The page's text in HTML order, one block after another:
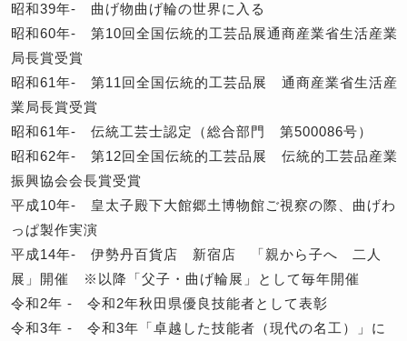
昭和39年- 曲げ物曲げ輪の世界に入る
昭和60年- 第10回全国伝統的工芸品展通商産業省生活産業
局長賞受賞
昭和61年- 第11回全国伝統的工芸品展 通商産業省生活産
業局長賞受賞
昭和61年- 伝統工芸士認定（総合部門 第500086号）
昭和62年- 第12回全国伝統的工芸品展 伝統的工芸品産業
振興協会会長賞受賞
平成10年- 皇太子殿下大館郷土博物館ご視察の際、曲げわ
っぱ製作実演
平成14年- 伊勢丹百貨店 新宿店 「親から子へ 二人
展」開催 ※以降「父子・曲げ輪展」として毎年開催
令和2年 - 令和2年秋田県優良技能者として表彰
令和3年 - 令和3年「卓越した技能者（現代の名工）」に